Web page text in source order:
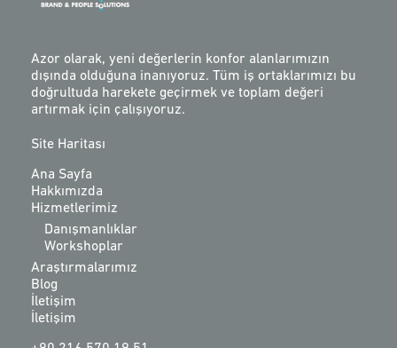
Azor olarak, yeni değerlerin konfor alanlarımızın
dışında olduğuna inanıyoruz. Tüm iş ortaklarımızı bu
doğrultuda harekete geçirmek ve toplam değeri
artırmak için çalışıyoruz.
Site Haritası
Ana Sayfa
Hakkımızda
Hizmetlerimiz
Danışmanlıklar
Workshoplar
Araştırmalarımız
Blog
İletişim
İletişim